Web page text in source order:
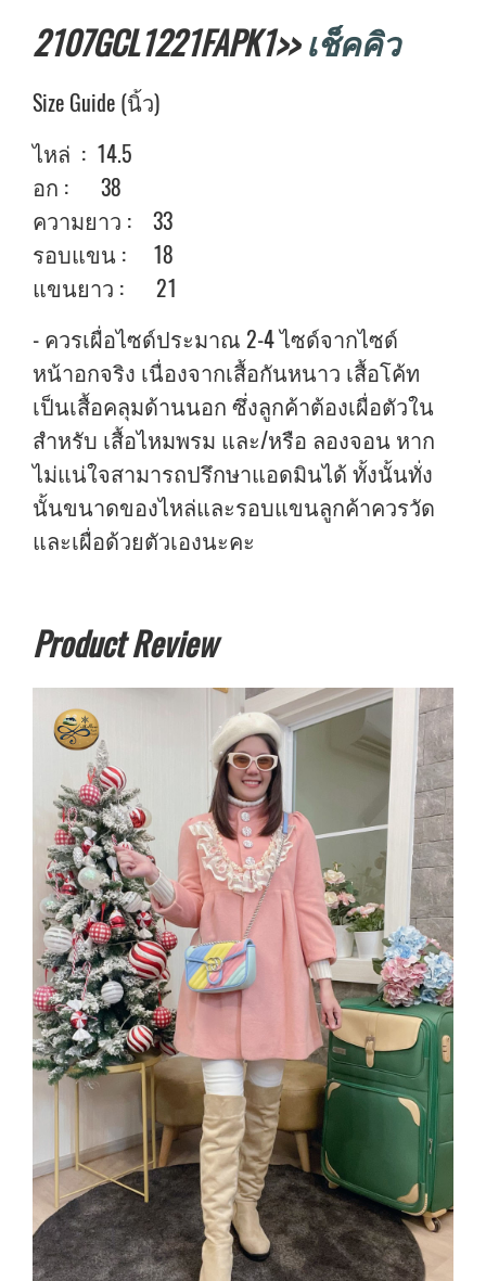
2107GCL1221FAPK1>>เช็คคิว
Size Guide (นิ้ว)
ไหล่ : 14.5
อก : 38
ความยาว : 33
รอบแขน : 18
แขนยาว : 21
- ควรเผื่อไซด์ประมาณ 2-4 ไซด์จากไซด์
หน้าอกจริง เนื่องจากเสื้อกันหนาว เสื้อโค้ท
เป็นเสื้อคลุมด้านนอก ซึ่งลูกค้าต้องเผื่อตัวใน
สำหรับ เสื้อไหมพรม และ/หรือ ลองจอน หาก
ไม่แน่ใจสามารถปรึกษาแอดมินได้ ทั้งนั้นทั่ง
นั้นขนาดของไหล่และรอบแขนลูกค้าควรวัด
และเผื่อด้วยตัวเองนะคะ
Product Review